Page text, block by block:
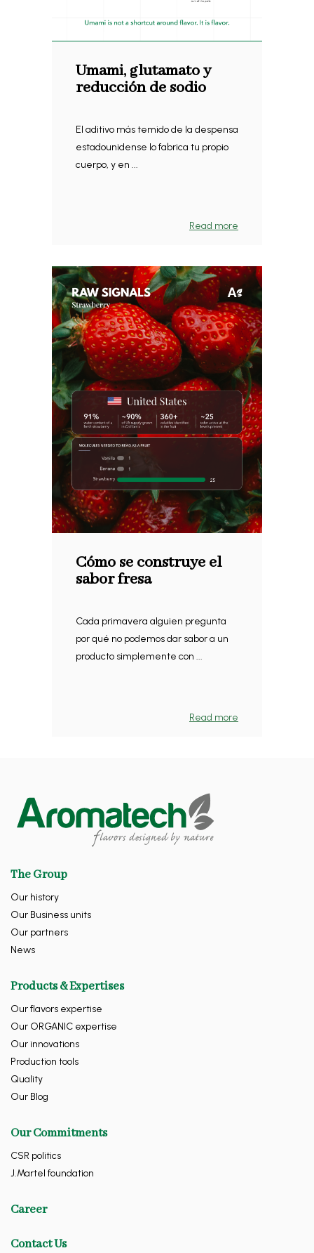
Umami, glutamato y
reducción de sodio
El aditivo más temido de la despensa
estadounidense lo fabrica tu propio
cuerpo, y en ...
Read more
Cómo se construye el
sabor fresa
Cada primavera alguien pregunta
por qué no podemos dar sabor a un
producto simplemente con ...
Read more
The Group
Our history
Our Business units
Our partners
News
Products & Expertises
Our flavors expertise
Our ORGANIC expertise
Our innovations
Production tools
Quality
Our Blog
Our Commitments
CSR politics
J.Martel foundation
Career
Contact Us